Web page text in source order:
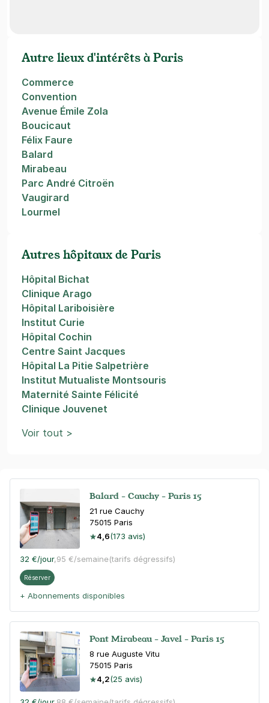
Balard - Cauchy - Paris 15
21 rue Cauchy
75015 Paris
4,6(173 avis)
32 €/jour,95 €/semaine(tarifs dégressifs)
Réserver
+ Abonnements disponibles
Pont Mirabeau - Javel - Paris 15
8 rue Auguste Vitu
75015 Paris
4,2(25 avis)
Autre lieux d'intérêts à Paris
Commerce
Convention
Avenue Émile Zola
Boucicaut
Félix Faure
Balard
Mirabeau
Parc André Citroën
Vaugirard
Lourmel
Autres hôpitaux de Paris
Hôpital Bichat
Clinique Arago
Hôpital Lariboisière
Institut Curie
Hôpital Cochin
Centre Saint Jacques
Hôpital La Pitie Salpetrière
Institut Mutualiste Montsouris
Maternité Sainte Félicité
Clinique Jouvenet
Voir tout >